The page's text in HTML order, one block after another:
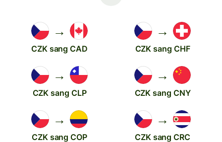
→
CZK sang CAD
→
CZK sang CHF
→
CZK sang CLP
→
CZK sang CNY
→
CZK sang COP
→
CZK sang CRC